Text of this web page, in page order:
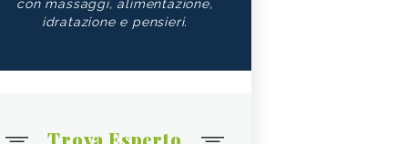
con massaggi, alimentazione,
idratazione e pensieri.
Trova Esperto